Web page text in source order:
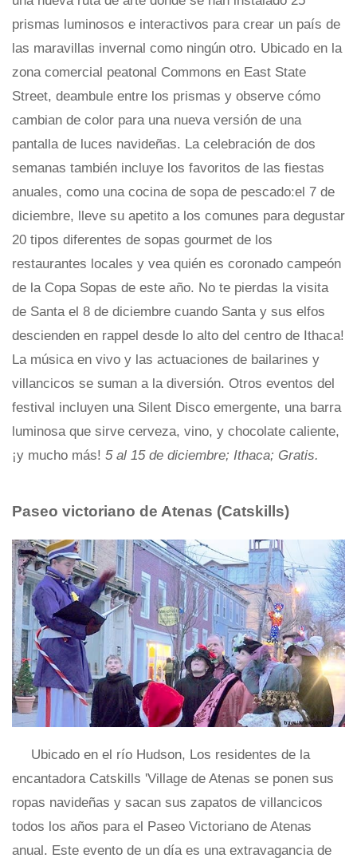
prismas luminosos e interactivos para crear un país de
las maravillas invernal como ningún otro. Ubicado en la
zona comercial peatonal Commons en East State
Street, deambule entre los prismas y observe cómo
cambian de color para una nueva versión de una
pantalla de luces navideñas. La celebración de dos
semanas también incluye los favoritos de las fiestas
anuales, como una cocina de sopa de pescado:el 7 de
diciembre, lleve su apetito a los comunes para degustar
20 tipos diferentes de sopas gourmet de los
restaurantes locales y vea quién es coronado campeón
de la Copa Sopas de este año. No te pierdas la visita
de Santa el 8 de diciembre cuando Santa y sus elfos
descienden en rappel desde lo alto del centro de Ithaca!
La música en vivo y las actuaciones de bailarines y
villancicos se suman a la diversión. Otros eventos del
festival incluyen una Silent Disco emergente, una barra
luminosa que sirve cerveza, vino, y chocolate caliente,
¡y mucho más! 5 al 15 de diciembre; Ithaca; Gratis.
Paseo victoriano de Atenas (Catskills)
Ubicado en el río Hudson, Los residentes de la
encantadora Catskills 'Village de Atenas se ponen sus
ropas navideñas y sacan sus zapatos de villancicos
todos los años para el Paseo Victoriano de Atenas
anual. Este evento de un día es una extravagancia de